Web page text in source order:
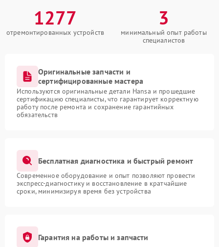
1277
отремонтированных устройств
3
минимальный опыт работы
специалистов
Оригинальные запчасти и
сертифицированные мастера
Используются оригинальные детали Hansa и прошедшие
сертификацию специалисты, что гарантирует корректную
работу после ремонта и сохранение гарантийных
обязательств
Бесплатная диагностика и быстрый ремонт
Современное оборудование и опыт позволяют провести
экспресс-диагностику и восстановление в кратчайшие
сроки, минимизируя время без устройства
Гарантия на работы и запчасти